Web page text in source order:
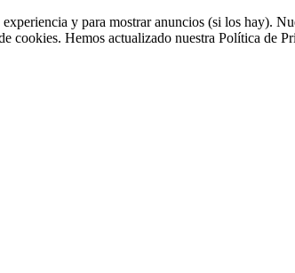
y para mostrar anuncios (si los hay).
cookies. Hemos actualizado nuestra Política de